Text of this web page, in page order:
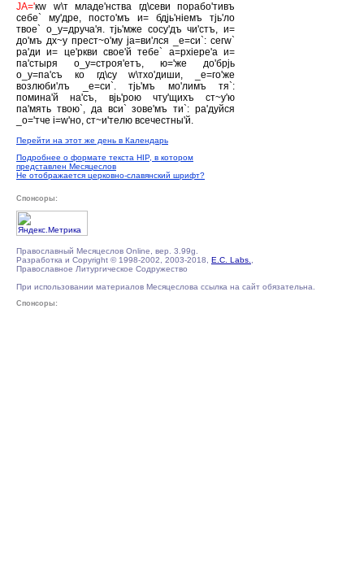
JА='кw w\т младе'нства гд\севи порабо'тивъ
себе` му'дре, посто'мъ и= бдjь'нiемъ тjь'ло
твое` о_у=друча'я. тjь'мже сосу'дъ чи'стъ, и=
до'мъ дх~у прест~о'му jа=ви'лся _е=си`: сегw`
ра'ди и= це'ркви свое'й тебе` а=рхiере'а и=
па'стыря о_у=строя'етъ, ю='же до'брjь
о_у=па'съ ко гд\су w\тхо'диши, _е=го'же
возлюби'лъ _е=си`. тjь'мъ мо'лимъ тя`:
помина'й на'съ, вjь'рою чту'щихъ ст~у'ю
па'мять твою`, да вси` зове'мъ ти`: ра'дуйся
_о='тче i=w'но, ст~и'телю всечестны'й.
Перейти на этот же день в Календарь
Подробнее о формате текста HIP, в котором
представлен Месяцеслов
Не отображается церковно-славянский шрифт?
Спонсоры:
Православный Месяцеслов Online, вер. 3.99g.
Разработка и Copyright © 1998-2002, 2003-2018, E.C. Labs.
Православное Литургическое Содружество
При использовании материалов Месяцеслова ссылка на сайт обязательна.
Спонсоры: